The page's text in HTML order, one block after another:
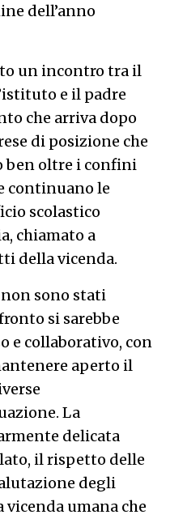
dell’anno
un incontro tra il
e il padre
che arriva dopo
di posizione che
ben oltre i confini
continuano le
scolastico
chiamato a
della vicenda.
sono stati
si sarebbe
e collaborativo, con
aperto il
La
delicata
il rispetto delle
degli
vicenda umana che